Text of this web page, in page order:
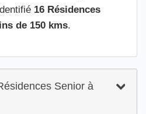
16 Résidences
de 150 kms.
Senior à